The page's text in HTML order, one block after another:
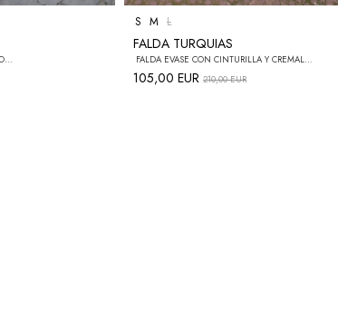
BLUSA CON CUELLO ALTO Y CIERRE DE BOTONES + FALDA MIDI EVASÉ CON CINTURILLA Y CIERRE DE CREMALLERA EN LA ESPALDA CONJUNTO
FALDA TURQUIAS
FALDA EVASÉ CON CINTURILLA Y CREMALLERA EN LA ESPALDA
105,00 EUR 210,00 EUR
S M L